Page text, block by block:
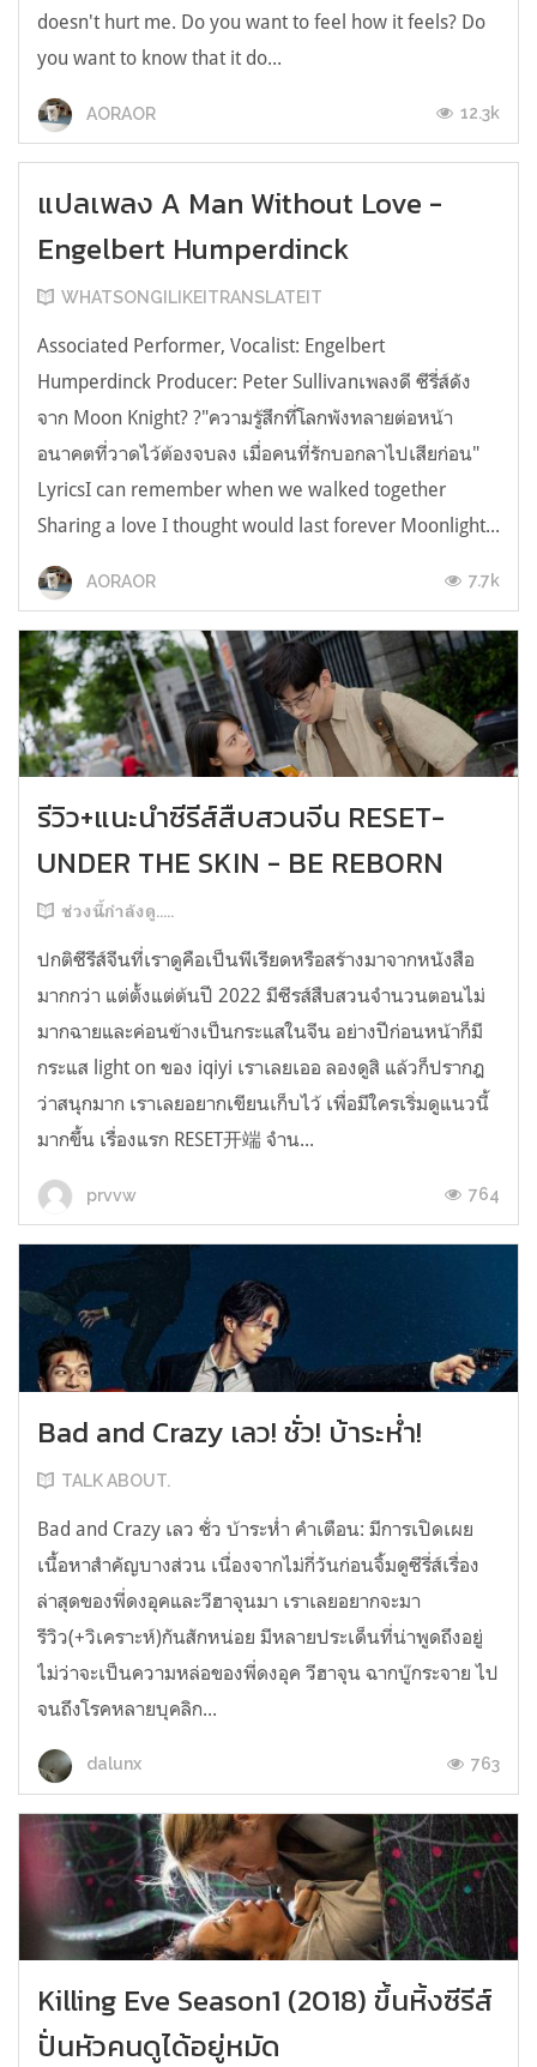
doesn't hurt me. Do you want to feel how it feels? Do
you want to know that it do...
AORAOR 12.3k
แปลเพลง A Man Without Love -
Engelbert Humperdinck
WHATSONGILIKEITRANSLATEIT
Associated Performer, Vocalist: Engelbert
Humperdinck Producer: Peter Sullivanเพลงดี ซีรี่ส์ดัง
จาก Moon Knight? ?"ความรู้สึกที่โลกพังทลายต่อหน้า
อนาคตที่วาดไว้ต้องจบลง เมื่อคนที่รักบอกลาไปเสียก่อน"
LyricsI can remember when we walked together
Sharing a love I thought would last forever Moonlight...
AORAOR 7.7k
รีวิว+แนะนำซีรีส์สืบสวนจีน RESET-
UNDER THE SKIN - BE REBORN
ช่วงนี้กำลังดู.....
ปกติซีรีส์จีนที่เราดูคือเป็นพีเรียดหรือสร้างมาจากหนังสือ
มากกว่า แต่ตั้งแต่ต้นปี 2022 มีซีรส์สืบสวนจำนวนตอนไม่
มากฉายและค่อนข้างเป็นกระแสในจีน อย่างปีก่อนหน้าก็มี
กระแส light on ของ iqiyi เราเลยเออ ลองดูสิ แล้วก็ปรากฎ
ว่าสนุกมาก เราเลยอยากเขียนเก็บไว้ เพื่อมีใครเริ่มดูแนวนี้
มากขึ้น เรื่องแรก RESET开端 จำน...
prvvw 764
Bad and Crazy เลว! ชั่ว! บ้าระห่ำ!
TALK ABOUT.
Bad and Crazy เลว ชั่ว บ้าระห่ำ คำเตือน: มีการเปิดเผย
เนื้อหาสำคัญบางส่วน เนื่องจากไม่กี่วันก่อนจิ้มดูซีรี่ส์เรื่อง
ล่าสุดของพี่ดงอุคและวีฮาจุนมา เราเลยอยากจะมา
รีวิว(+วิเคราะห์)กันสักหน่อย มีหลายประเด็นที่น่าพูดถึงอยู่
ไม่ว่าจะเป็นความหล่อของพี่ดงอุค วีฮาจุน ฉากบู๊กระจาย ไป
จนถึงโรคหลายบุคลิก...
dalunx 763
Killing Eve Season1 (2018) ขึ้นหิ้งซีรีส์
ปั่นหัวคนดูได้อยู่หมัด